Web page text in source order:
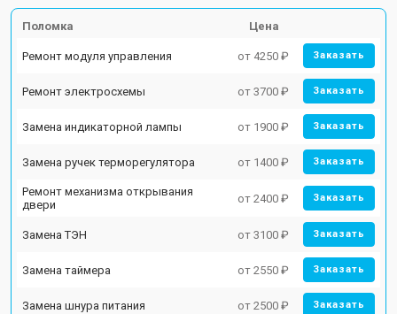
Поломка Цена
Ремонт модуля управления от 4250 ₽ Заказать
Ремонт электросхемы от 3700 ₽ Заказать
Замена индикаторной лампы от 1900 ₽ Заказать
Замена ручек терморегулятора от 1400 ₽ Заказать
Ремонт механизма открывания
двери
от 2400 ₽ Заказать
Замена ТЭН от 3100 ₽ Заказать
Замена таймера от 2550 ₽ Заказать
Замена шнура питания от 2500 ₽ Заказать